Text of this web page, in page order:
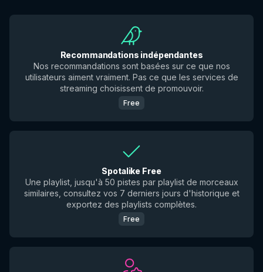
Recommandations indépendantes
Nos recommandations sont basées sur ce que nos
utilisateurs aiment vraiment. Pas ce que les services de
streaming choisissent de promouvoir.
Free
Spotalike Free
Une playlist, jusqu'à 50 pistes par playlist de morceaux
similaires, consultez vos 7 derniers jours d'historique et
exportez des playlists complètes.
Free